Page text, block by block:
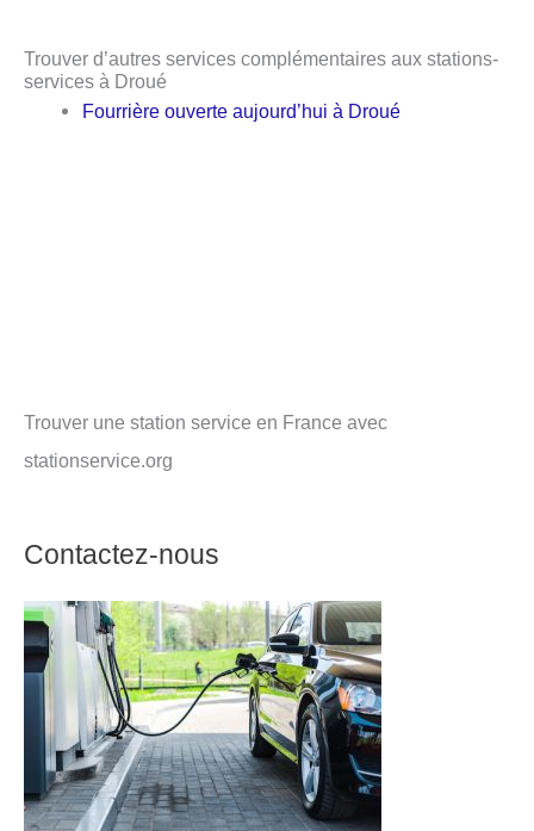
Trouver d’autres services complémentaires aux stations-
services à Droué
Fourrière ouverte aujourd’hui à Droué
Trouver une station service en France avec
stationservice.org
Contactez-nous